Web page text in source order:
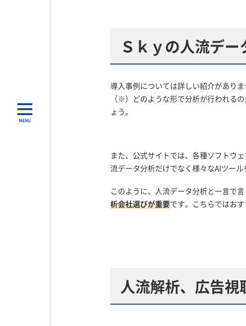
MENU
Ｓｋｙの人流デ
導入事例については詳しい紹介があり
（※）どのような形で分析が行われる
ょう。
また、公式サイトでは、各種ソフトウ
流データ分析だけでなく様々なAIツー
このように、人流データ分析と一言で
析会社選びが重要です。こちらではお
人流解析、広告